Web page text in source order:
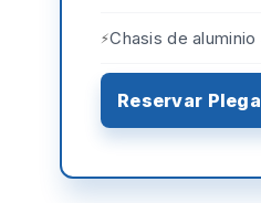
Chasis de
Reservar